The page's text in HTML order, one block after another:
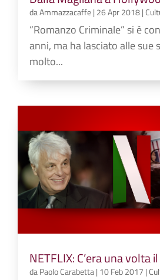
daAmmazzacaffe| 26 Apr 2018|
“Romanzo Criminale” si è
anni, ma ha lasciato alle sue
molto...
NETFLIX: C’era una volta
daPaolo Carabetta| 10 Feb 2017 |